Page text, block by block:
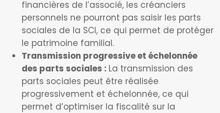
financières de l’associé, les créanciers
personnels ne pourront pas saisir les parts
sociales de la SCI, ce qui permet de protéger
le patrimoine familial.
Transmission progressive et échelonnée
des parts sociales : La transmission des
parts sociales peut être réalisée
progressivement et échelonnée, ce qui
permet d’optimiser la fiscalité sur la